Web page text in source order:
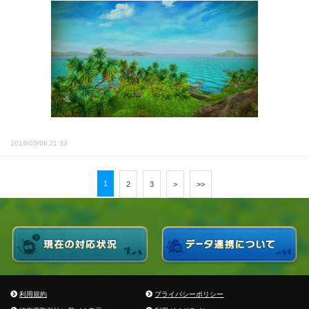
2019/05/06 21:33
1 2 3 > >>
利用規約
プライバシーポリシー